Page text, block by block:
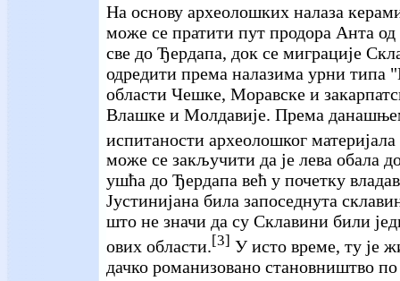
На основу археолошких налаза
може се пратити пут продора Анта од
све до Ђердапа, док се миграције
одредити према налазима урни типа
области Чешке, Моравске и
Влашке и Молдавије. Према
испитаности археолошког
може се закључити да је лева обала
ушћа до Ђердапа већ у почетку
Јустинијана била запоседнута
што не значи да су Склавини били
ових области.[3] У исто време, ту је
дачко романизовано становништво